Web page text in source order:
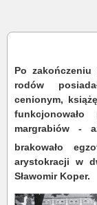
Po
rodów
cenionym,
margrabiów -
brakowało
arystokracji w
Sławomir Koper.